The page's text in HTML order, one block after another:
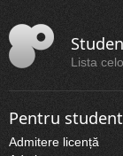
Lista
Pentru
Admitere licență